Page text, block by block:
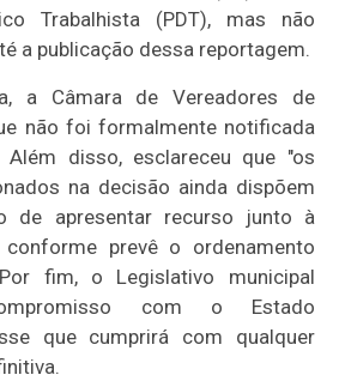
Trabalhista (PDT), mas não
a publicação dessa reportagem.
a Câmara de Vereadores de
não foi formalmente notificada
disso, esclareceu que "os
na decisão ainda dispõem
de apresentar recurso junto à
conforme prevê o ordenamento
fim, o Legislativo municipal
com o Estado
que cumprirá com qualquer